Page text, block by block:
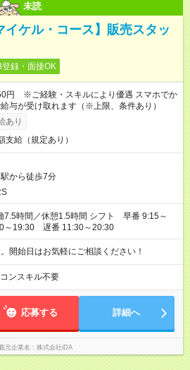
未読
イケル・コース】販売スタッ
登録・面接OK
円 ※ご経験・スキルにより優遇 スマホでか
与が受け取れます（※上限、条件あり）
あり
支給（規定あり）
から徒歩7分
～19:30 遅番 11:30～20:30
開始日はお気軽にご相談ください！
ンスキル不要
応募する 詳細へ
元企業名 株式会社iDA